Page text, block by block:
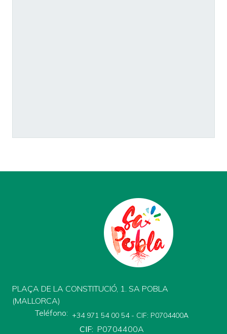
PLAÇA DE LA CONSTITUCIÓ, 1. SA POBLA
(MALLORCA)
Teléfono
+34 971 54 00 54 - CIF: P0704400A
CIF P0704400A